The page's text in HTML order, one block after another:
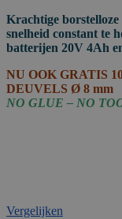
Krachtige
snelheid constant te
batterijen 20V 4Ah
NU OOK GRATIS
DEUVELS Ø 8 mm
NO GLUE – NO
Vergelijken